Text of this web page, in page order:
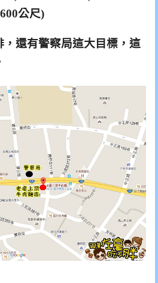
公尺)
還有警察局這大目標，這